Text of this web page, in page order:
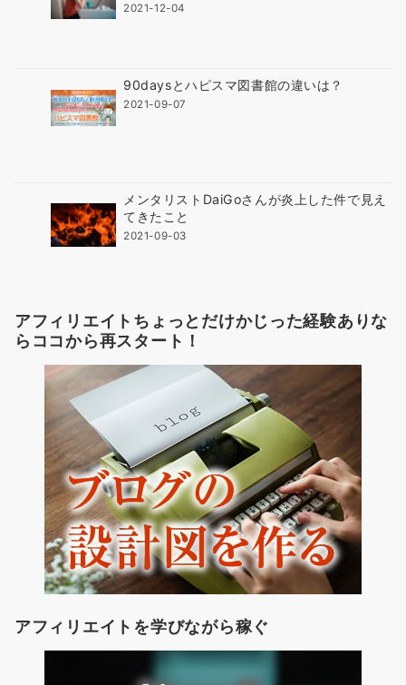
2021-12-04
90daysとハピスマ図書館の違いは？
2021-09-07
メンタリストDaiGoさんが炎上した件で見え
てきたこと
2021-09-03
アフィリエイトちょっとだけかじった経験ありな
らココから再スタート！
アフィリエイトを学びながら稼ぐ